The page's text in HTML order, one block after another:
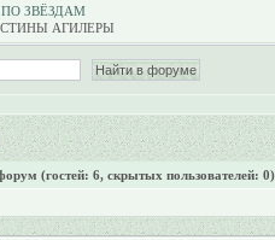
ЗВЁЗДАМ
АГИЛЕРЫ
(гостей: 6, скрытых пользователей: 0)